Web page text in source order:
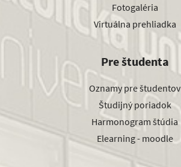
Fotogaléria
Virtuálna prehliadka
Pre študenta
Oznamy pre študentov
Študijný poriadok
Harmonogram štúdia
Elearning - moodle